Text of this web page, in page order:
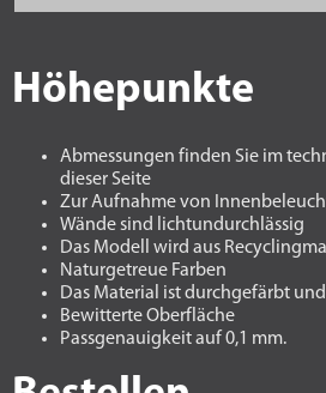
Höhepunkte
Abmessungen finden Sie im
dieser Seite
Zur Aufnahme von
Wände sind lichtundurchlässig
Das Modell wird aus
Naturgetreue Farben
Das Material ist durchgefärbt
Bewitterte Oberfläche
Passgenauigkeit auf 0,1 mm.